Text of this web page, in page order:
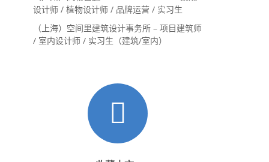
设计师 / 植物设计师 / 品牌运营 / 实习生
（上海）空间里建筑设计事务所 – 项目建筑师
/ 室内设计师 / 实习生（建筑/室内）